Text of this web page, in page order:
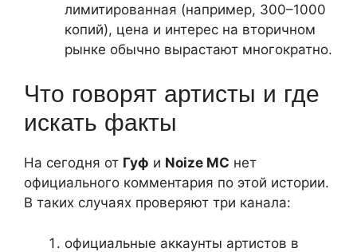
лимитированная (например, 300–1000
копий), цена и интерес на вторичном
рынке обычно вырастают многократно.
Что говорят артисты и где
искать факты
На сегодня от Гуф и Noize MC нет
официального комментария по этой истории.
В таких случаях проверяют три канала:
официальные аккаунты артистов в